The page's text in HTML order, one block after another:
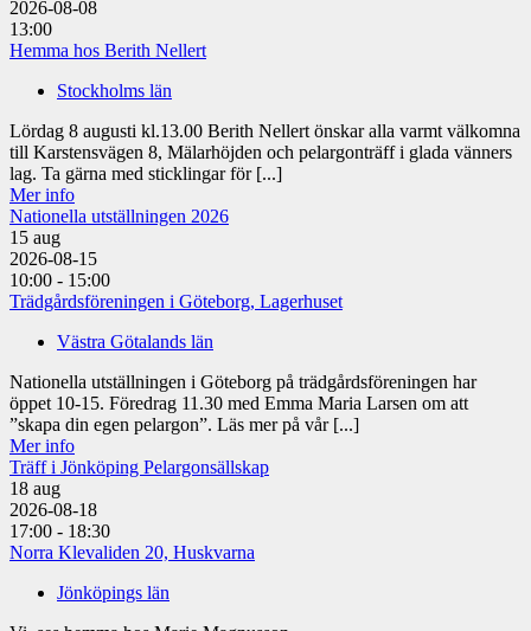
2026-08-08
13:00
Hemma hos Berith Nellert
Stockholms län
Lördag 8 augusti kl.13.00 Berith Nellert önskar alla varmt välkomna
till Karstensvägen 8, Mälarhöjden och pelargonträff i glada vänners
lag. Ta gärna med sticklingar för [...]
Mer info
Nationella utställningen 2026
15 aug
2026-08-15
10:00 - 15:00
Trädgårdsföreningen i Göteborg, Lagerhuset
Västra Götalands län
Nationella utställningen i Göteborg på trädgårdsföreningen har
öppet 10-15. Föredrag 11.30 med Emma Maria Larsen om att
”skapa din egen pelargon”. Läs mer på vår [...]
Mer info
Träff i Jönköping Pelargonsällskap
18 aug
2026-08-18
17:00 - 18:30
Norra Klevaliden 20, Huskvarna
Jönköpings län